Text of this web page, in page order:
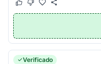
Este cupom funcionou
Este cupom não
Verificado